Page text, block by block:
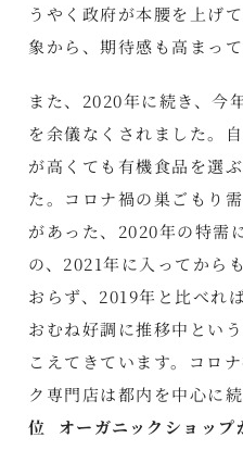
うやく政府が本腰を上げ
象から、期待感も高まって
また、2020年に続き、今
を余儀なくされました。
が高くても有機食品を選
た。コロナ禍の巣ごもり
があった、2020年の特需
の、2021年に入ってから
おらず、2019年と比べれ
おむね好調に推移中とい
こえてきています。コロ
ク専門店は都内を中心に
位 オーガニックショップ